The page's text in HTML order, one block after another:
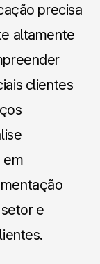
precisa
altamente
clientes
em
e